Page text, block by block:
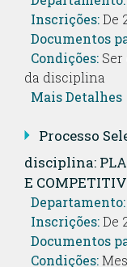
Inscrições:De
Documentos
Condições:
da disciplina
Mais Detalhes
Processo
disciplina:
E
Departamento:
Inscrições:De
Documentos
Condições: